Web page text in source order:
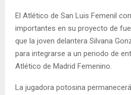
El Atlético de San Luis Femenil
importantes en su proyecto de
que la joven delantera Silvana
para integrarse a un periodo de
Atlético de Madrid Femenino.
La jugadora potosina